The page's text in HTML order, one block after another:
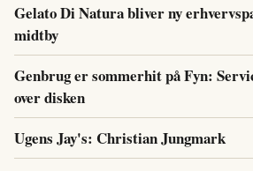
Gelato Di Natura bliver ny
midtby
Genbrug er sommerhit på Fyn:
over disken
Ugens Jay's: Christian Jungmark